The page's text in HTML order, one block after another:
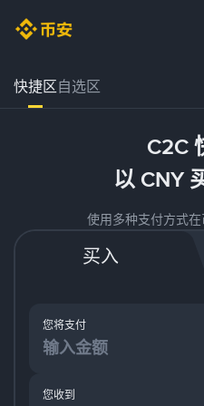
快捷区自选区
C2C
以 CNY
使用多种支付方式
买入
您将支付
您收到